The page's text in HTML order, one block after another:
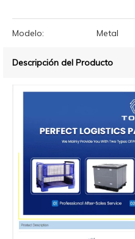
Modelo: Metal
Descripción del Producto